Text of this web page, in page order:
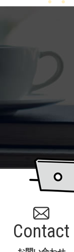
Contact